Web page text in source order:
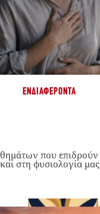
ΕΝΔΙΑΦΈΡΟΝΤΑ
που
και στη φυσιολογία μας